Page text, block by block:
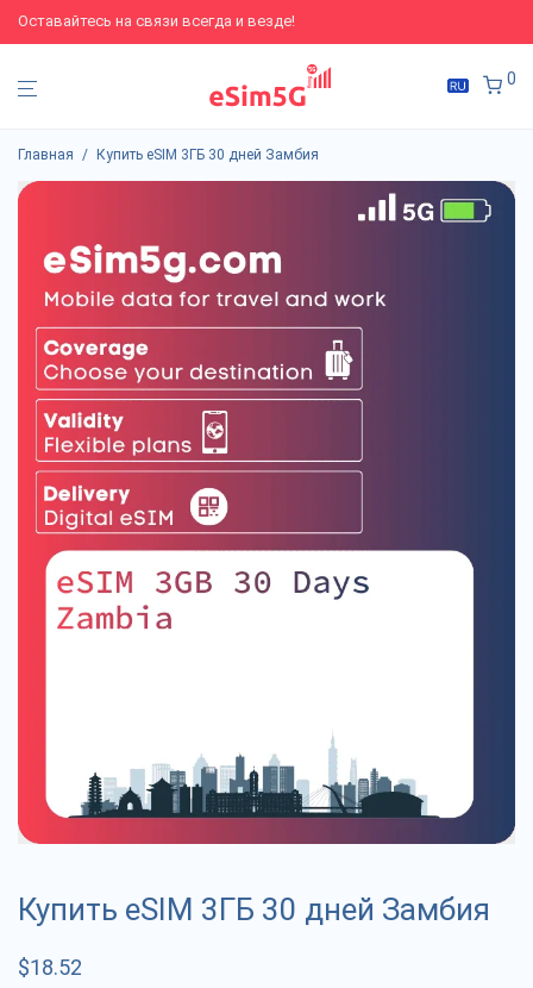
Оставайтесь на связи всегда и везде!
0
Главная / Купить eSIM 3ГБ 30 дней Замбия
Купить eSIM 3ГБ 30 дней Замбия
$18.52